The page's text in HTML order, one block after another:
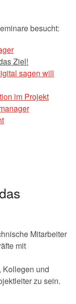
besucht:
Ziel!
sagen will
im Projekt
Mitarbeiter
mit
Kollegen und
zu sein.